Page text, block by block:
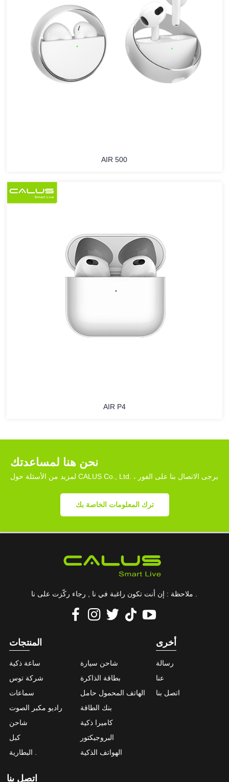
AIR 500
AIR P4
نحن هنا لمساعدتك
لمزيد من الأسئلة حول CALUS Co., Ltd. ، يرجى الاتصال بنا على الفور
ترك المعلومات الخاصة بك
المنتجات
ساعة ذكية
شركة توس
سماعات
راديو مكبر الصوت
شاحن
كبل
شاحن سيارة
بطاقة الذاكرة
الهاتف المحمول حامل
بنك الطاقة
كاميرا ذكية
البروجيكتور
الهواتف الذكية
أخرى
رسالة
عنا
اتصل بنا
اتصل بنا